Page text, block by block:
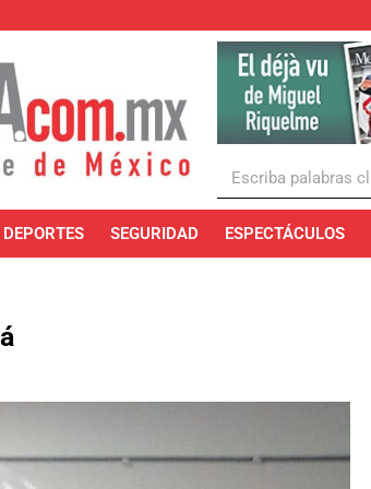
DEPORTES SEGURIDAD ESPECTÁCULOS